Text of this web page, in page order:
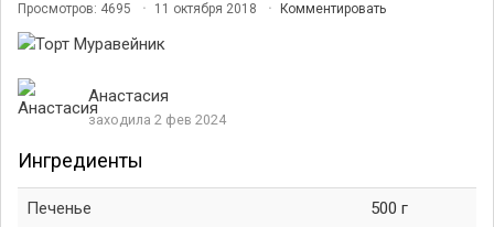
Просмотров: 4695 11 октября 2018 Комментировать
Анастасия
заходила 2 фев 2024
Ингредиенты
Печенье 500 г